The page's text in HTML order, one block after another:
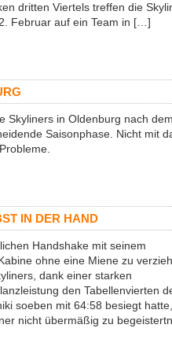
dritten Viertels treffen die
Februar auf ein Team in […]
Skyliners in Oldenburg nach
Saisonphase. Nicht mit
IN DER HAND
Handshake mit seinem
ohne eine Miene zu
dank einer starken
den Tabellenvierten
soeben mit 64:58 besiegt hatte,
nicht übermäßig zu